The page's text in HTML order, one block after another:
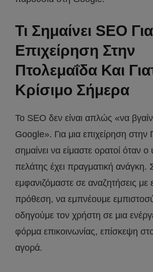
Τι Σημαίνει SEO
Επιχείρηση Στην
Πτολεμαΐδα Και
Κρίσιμο Σήμερα
Το SEO δεν είναι απλώς «να
Google». Για μια επιχείρηση στην
σημαίνει να είμαστε ορατοί όταν
πελάτης έχει πραγματική ανάγκη.
εμφανιζόμαστε σε αναζητήσεις με
πρόθεση, να εμπνέουμε
οδηγούμε τον χρήστη σε μια
φόρμα επικοινωνίας, επίσκεψη
αγορά.